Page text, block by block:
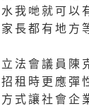
水我哋就可以
家長都有地方
立法會議員陳
招租時更應彈
方式讓社會企